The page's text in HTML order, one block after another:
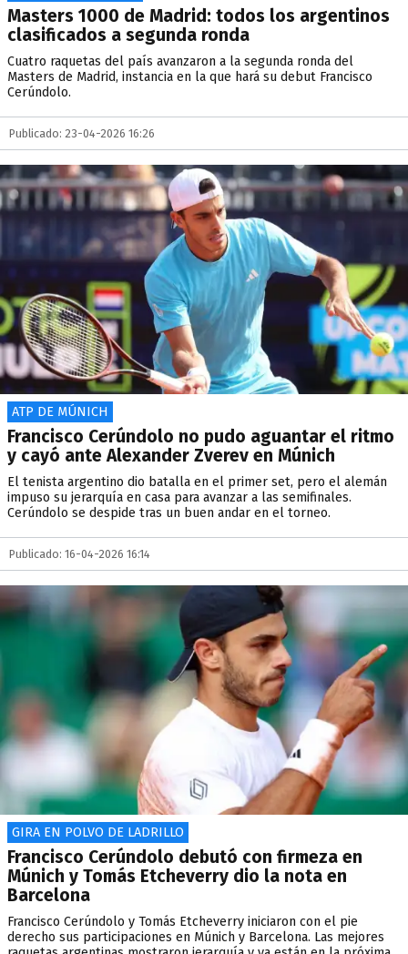
Masters 1000 de Madrid: todos los argentinos
clasificados a segunda ronda
Cuatro raquetas del país avanzaron a la segunda ronda del
Masters de Madrid, instancia en la que hará su debut Francisco
Cerúndolo.
Publicado: 23-04-2026 16:26
ATP DE MÚNICH
Francisco Cerúndolo no pudo aguantar el ritmo
y cayó ante Alexander Zverev en Múnich
El tenista argentino dio batalla en el primer set, pero el alemán
impuso su jerarquía en casa para avanzar a las semifinales.
Cerúndolo se despide tras un buen andar en el torneo.
Publicado: 16-04-2026 16:14
GIRA EN POLVO DE LADRILLO
Francisco Cerúndolo debutó con firmeza en
Múnich y Tomás Etcheverry dio la nota en
Barcelona
Francisco Cerúndolo y Tomás Etcheverry iniciaron con el pie
derecho sus participaciones en Múnich y Barcelona. Las mejores